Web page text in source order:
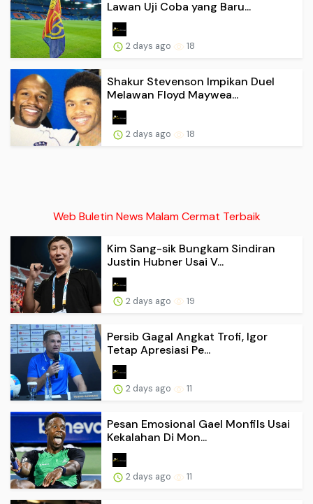
Lawan Uji Coba yang Baru...
2 days ago 18
Shakur Stevenson Impikan Duel
Melawan Floyd Maywea...
2 days ago 18
Web Buletin News Malam Cermat Terbaik
Kim Sang-sik Bungkam Sindiran
Justin Hubner Usai V...
2 days ago 19
Persib Gagal Angkat Trofi, Igor
Tetap Apresiasi Pe...
2 days ago 11
Pesan Emosional Gael Monfils Usai
Kekalahan Di Mon...
2 days ago 11